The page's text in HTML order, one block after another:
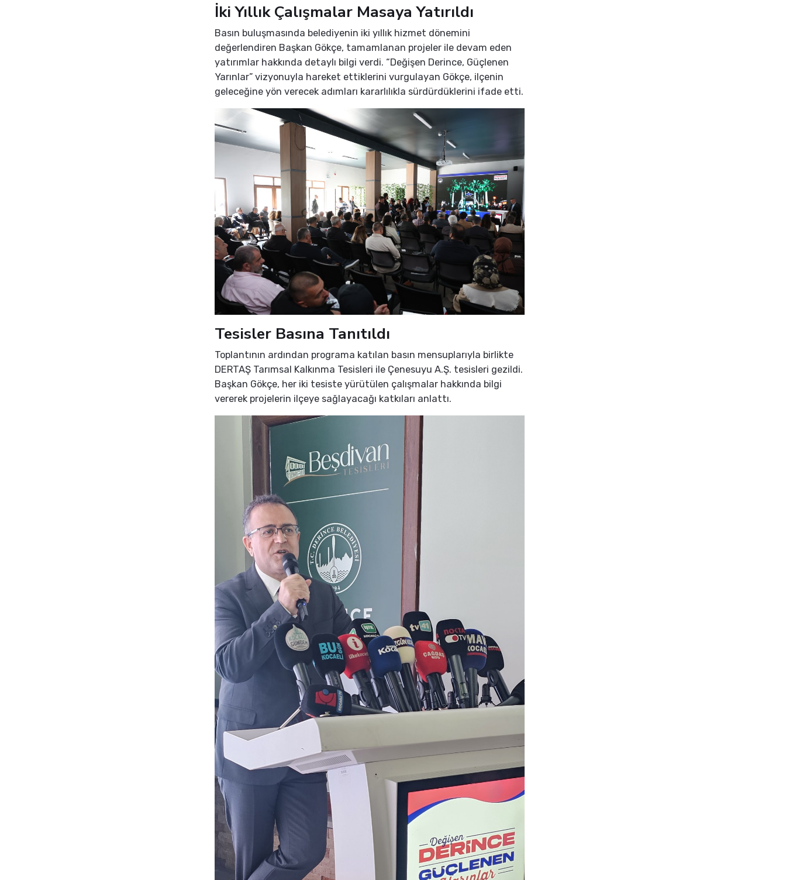
İki Yıllık Çalışmalar Masaya Yatırıldı
Basın buluşmasında belediyenin iki yıllık hizmet dönemini
değerlendiren Başkan Gökçe, tamamlanan projeler ile devam eden
yatırımlar hakkında detaylı bilgi verdi. “Değişen Derince, Güçlenen
Yarınlar” vizyonuyla hareket ettiklerini vurgulayan Gökçe, ilçenin
geleceğine yön verecek adımları kararlılıkla sürdürdüklerini ifade etti.
Tesisler Basına Tanıtıldı
Toplantının ardından programa katılan basın mensuplarıyla birlikte
DERTAŞ Tarımsal Kalkınma Tesisleri ile Çenesuyu A.Ş. tesisleri gezildi.
Başkan Gökçe, her iki tesiste yürütülen çalışmalar hakkında bilgi
vererek projelerin ilçeye sağlayacağı katkıları anlattı.